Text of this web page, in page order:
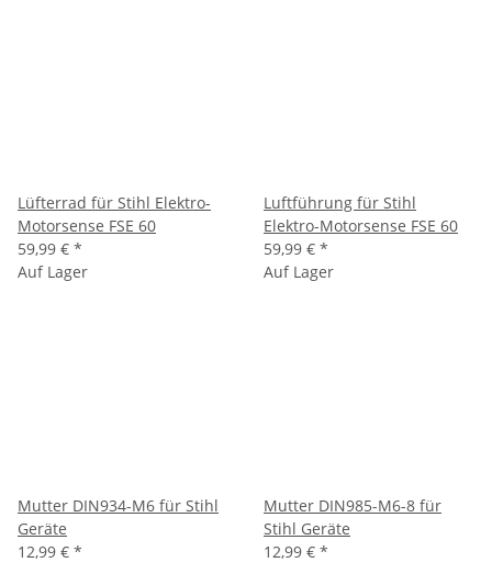
Lüfterrad für Stihl Elektro-
Motorsense FSE 60
59,99 € *
Luftführung für Stihl
Elektro-Motorsense FSE 60
59,99 € *
Auf Lager
Mutter DIN934-M6 für Stihl
Geräte
12,99 € *
Auf Lager
Mutter DIN985-M6-8 für
Stihl Geräte
12,99 € *